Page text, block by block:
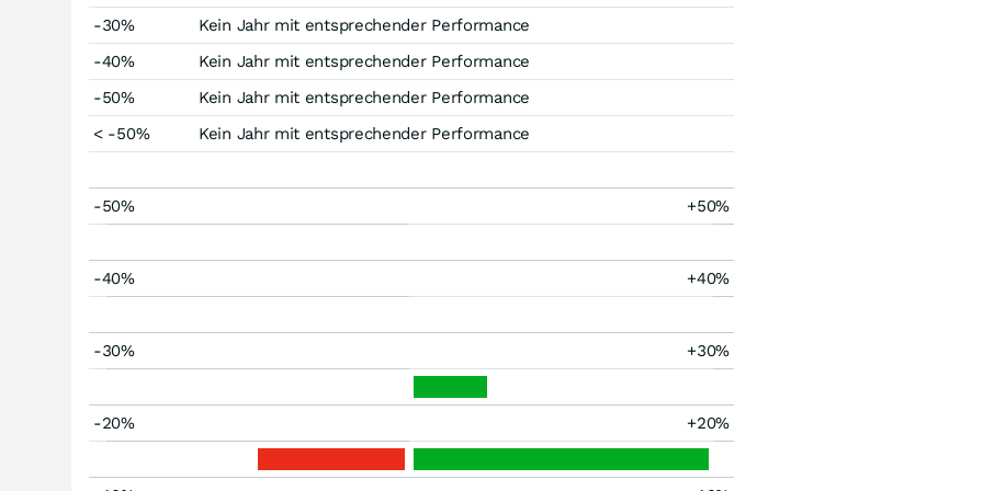
-30%
Kein Jahr mit entsprechender Performance
-40%
Kein Jahr mit entsprechender Performance
-50%
Kein Jahr mit entsprechender Performance
< -50%
Kein Jahr mit entsprechender Performance
-50% +50%
-40% +40%
-30% +30%
-20% +20%